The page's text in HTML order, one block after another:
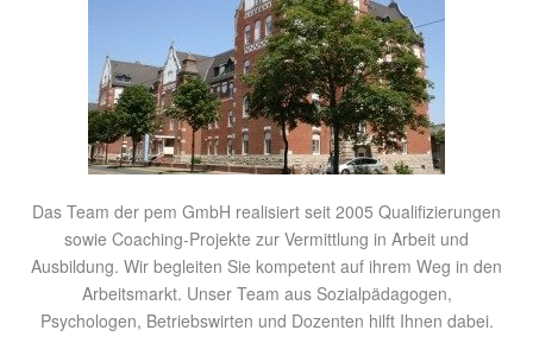
Das Team der pem GmbH realisiert seit 2005 Qualifizierungen
sowie Coaching-Projekte zur Vermittlung in Arbeit und
Ausbildung. Wir begleiten Sie kompetent auf ihrem Weg in den
Arbeitsmarkt. Unser Team aus Sozialpädagogen,
Psychologen, Betriebswirten und Dozenten hilft Ihnen dabei.